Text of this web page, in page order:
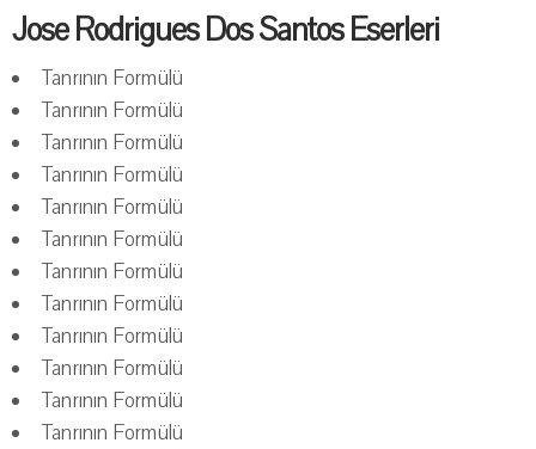
Jose Rodrigues Dos Santos Eserleri
Tanrının Formülü
Tanrının Formülü
Tanrının Formülü
Tanrının Formülü
Tanrının Formülü
Tanrının Formülü
Tanrının Formülü
Tanrının Formülü
Tanrının Formülü
Tanrının Formülü
Tanrının Formülü
Tanrının Formülü